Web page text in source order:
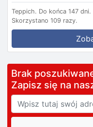
Teppich. Do końca 147 dni.
Skorzystano 109 razy.
Brak
Zapisz się na